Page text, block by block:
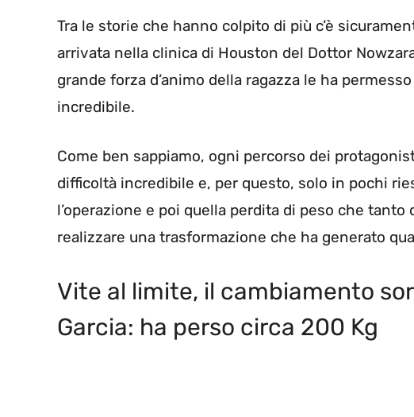
Tra le storie che hanno colpito di più c’è
arrivata nella clinica di Houston del Dottor
grande forza d’animo della ragazza le ha
incredibile.
Come ben sappiamo, ogni percorso dei
difficoltà incredibile e, per questo, solo in pochi
l’operazione e poi quella perdita di peso che tanto
realizzare una trasformazione che ha generato
Vite al limite, il cambiamento
Garcia: ha perso circa 200 Kg